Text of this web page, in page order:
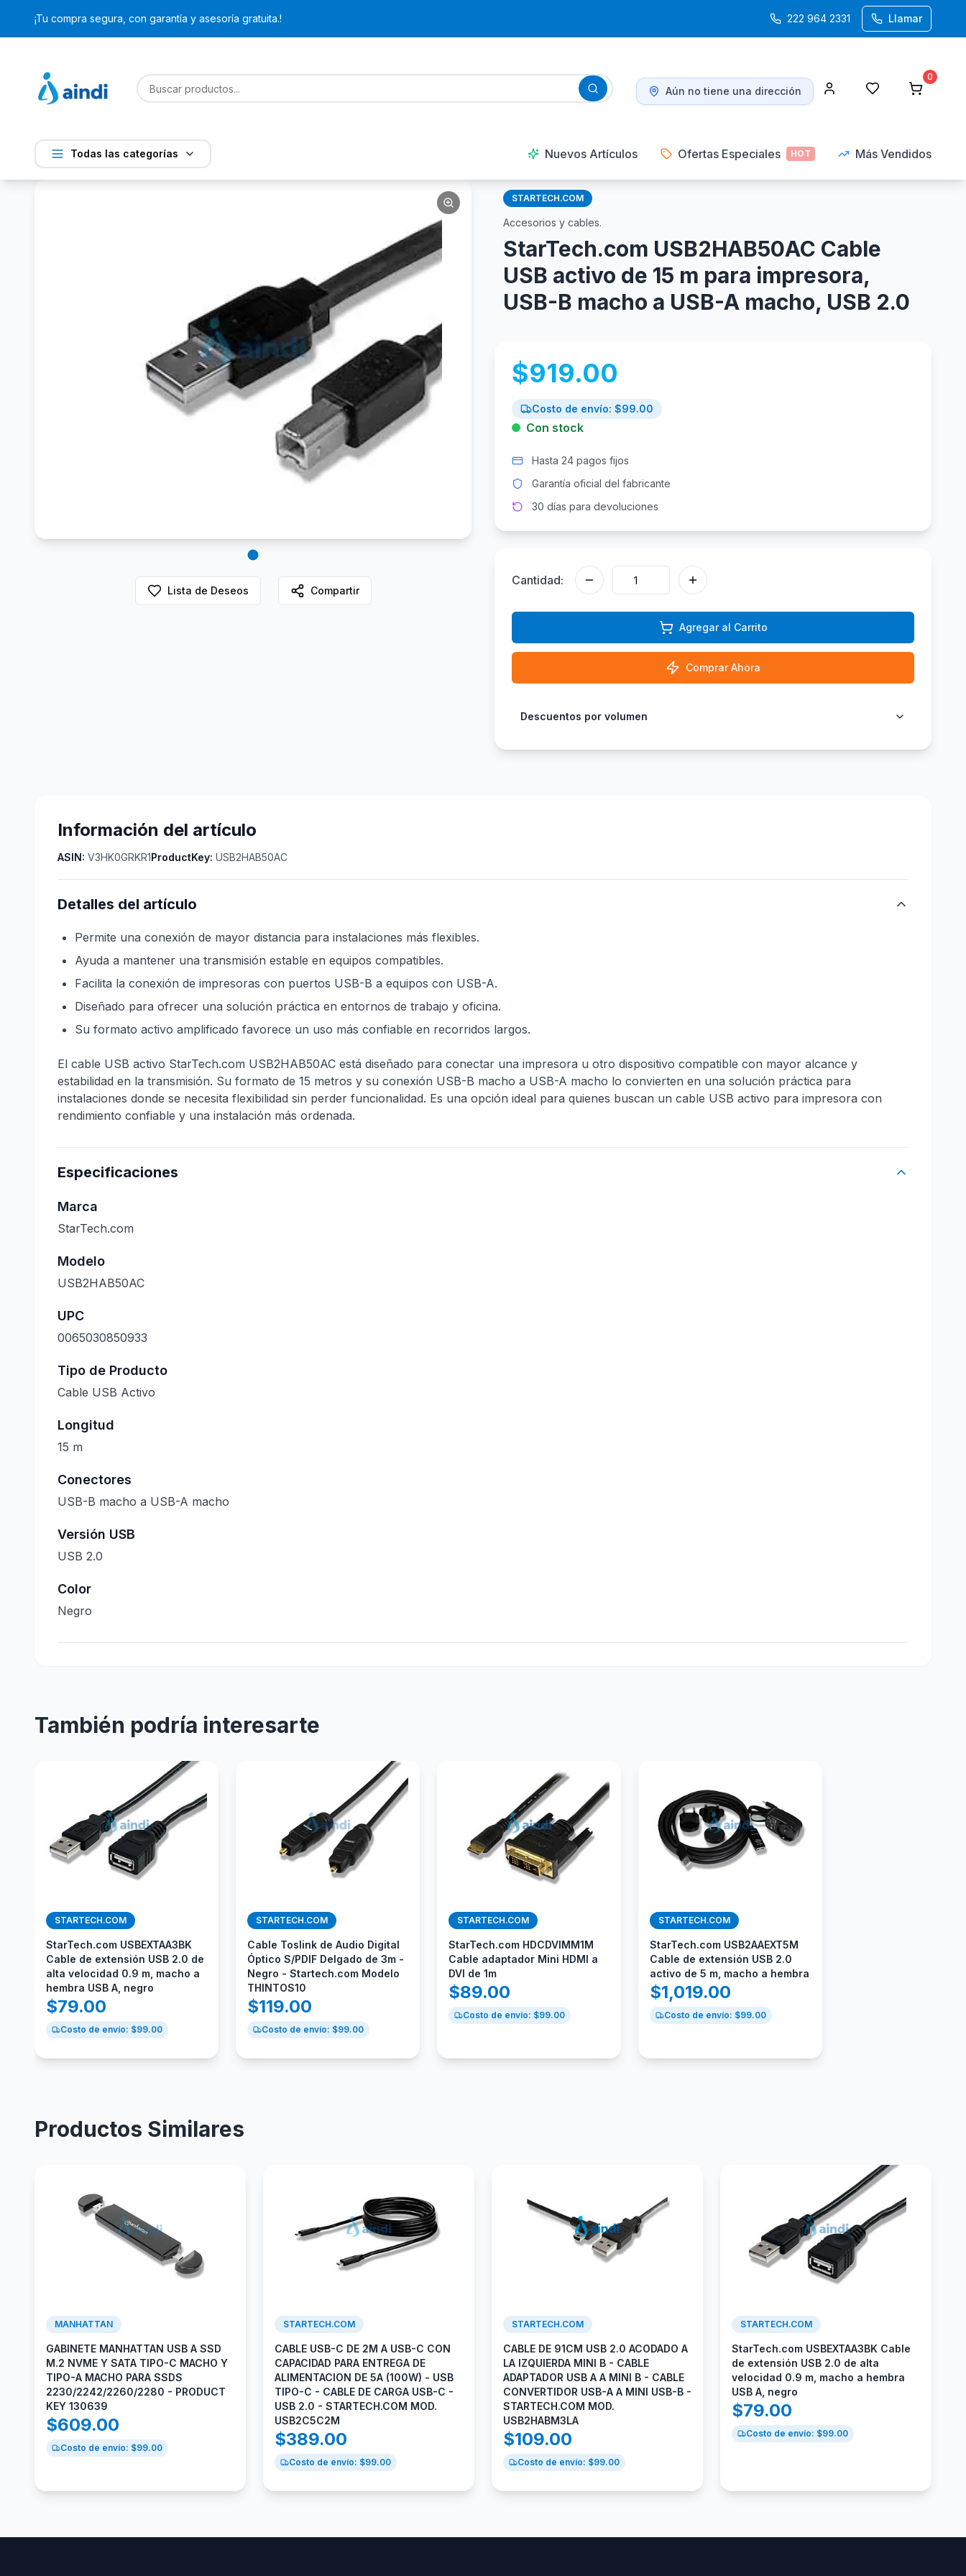
¡Tu compra segura, con garantía y asesoría gratuita.! 222 964 2331 Llamar
Aún no tiene una dirección
0
Todas las categorías Nuevos Artículos Ofertas Especiales HOT Más Vendidos
Lista de Deseos Compartir
STARTECH.COM
Accesorios y cables.
StarTech.com USB2HAB50AC Cable
USB activo de 15 m para impresora,
USB-B macho a USB-A macho, USB 2.0
$919.00
Costo de envío: $99.00
Con stock
Hasta 24 pagos fijos
Garantía oficial del fabricante
30 días para devoluciones
Cantidad:
Agregar al Carrito
Comprar Ahora
Descuentos por volumen
Información del artículo
ASIN: V3HK0GRKR1ProductKey: USB2HAB50AC
Detalles del artículo
Permite una conexión de mayor distancia para instalaciones más flexibles.
Ayuda a mantener una transmisión estable en equipos compatibles.
Facilita la conexión de impresoras con puertos USB-B a equipos con USB-A.
Diseñado para ofrecer una solución práctica en entornos de trabajo y oficina.
Su formato activo amplificado favorece un uso más confiable en recorridos largos.
El cable USB activo StarTech.com USB2HAB50AC está diseñado para conectar una impresora u otro dispositivo compatible con mayor alcance y
estabilidad en la transmisión. Su formato de 15 metros y su conexión USB-B macho a USB-A macho lo convierten en una solución práctica para
instalaciones donde se necesita flexibilidad sin perder funcionalidad. Es una opción ideal para quienes buscan un cable USB activo para impresora con
rendimiento confiable y una instalación más ordenada.
Especificaciones
Marca
StarTech.com
Modelo
USB2HAB50AC
UPC
0065030850933
Tipo de Producto
Cable USB Activo
Longitud
15 m
Conectores
USB-B macho a USB-A macho
Versión USB
USB 2.0
Color
Negro
También podría interesarte
STARTECH.COM
StarTech.com USBEXTAA3BK
Cable de extensión USB 2.0 de
alta velocidad 0.9 m, macho a
hembra USB A, negro
$79.00
Costo de envío: $99.00
STARTECH.COM
Cable Toslink de Audio Digital
Óptico S/PDIF Delgado de 3m -
Negro - Startech.com Modelo
THINTOS10
$119.00
Costo de envío: $99.00
STARTECH.COM
StarTech.com HDCDVIMM1M
Cable adaptador Mini HDMI a
DVI de 1m
$89.00
Costo de envío: $99.00
STARTECH.COM
StarTech.com USB2AAEXT5M
Cable de extensión USB 2.0
activo de 5 m, macho a hembra
$1,019.00
Costo de envío: $99.00
Productos Similares
MANHATTAN
GABINETE MANHATTAN USB A SSD
M.2 NVME Y SATA TIPO-C MACHO Y
TIPO-A MACHO PARA SSDS
2230/2242/2260/2280 - PRODUCT
KEY 130639
$609.00
Costo de envío: $99.00
STARTECH.COM
CABLE USB-C DE 2M A USB-C CON
CAPACIDAD PARA ENTREGA DE
ALIMENTACION DE 5A (100W) - USB
TIPO-C - CABLE DE CARGA USB-C -
USB 2.0 - STARTECH.COM MOD.
USB2C5C2M
$389.00
Costo de envío: $99.00
STARTECH.COM
CABLE DE 91CM USB 2.0 ACODADO A
LA IZQUIERDA MINI B - CABLE
ADAPTADOR USB A A MINI B - CABLE
CONVERTIDOR USB-A A MINI USB-B -
STARTECH.COM MOD.
USB2HABM3LA
$109.00
Costo de envío: $99.00
STARTECH.COM
StarTech.com USBEXTAA3BK Cable
de extensión USB 2.0 de alta
velocidad 0.9 m, macho a hembra
USB A, negro
$79.00
Costo de envío: $99.00